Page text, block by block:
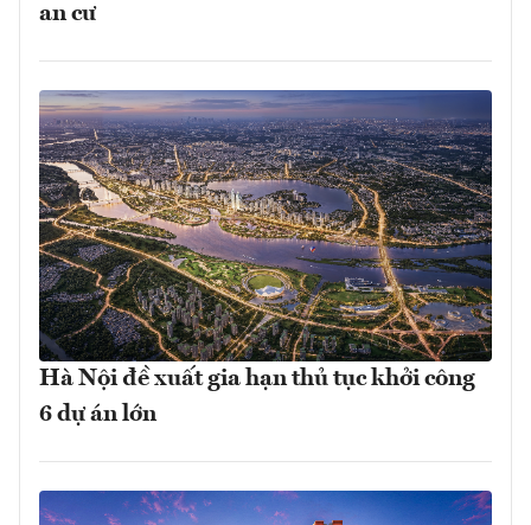
an cư
Hà Nội đề xuất gia hạn thủ tục khởi công
6 dự án lớn